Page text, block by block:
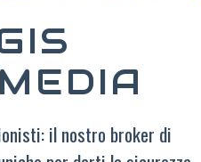
il nostro broker di